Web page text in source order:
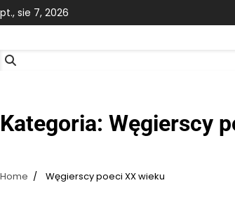
Skip
to
pt., sie 7, 2026
Kategoria: Węgierscy
Home Węgierscy poeci XX wieku